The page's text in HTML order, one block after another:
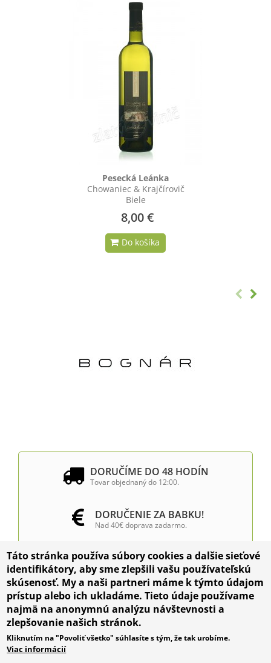
Pesecká Leánka
Chowaniec & Krajčírovič
Biele
8,00 €
DORUČÍME DO 48 HODÍN
Tovar objednaný do 12:00.
DORUČENIE ZA BABKU!
Nad 40€ doprava zadarmo.
INŠTALÁCIA VÝČAPNÝCH
ZARIADENÍ
Obchodné podmienky & GDPR
Táto stránka používa súbory cookies a dalšie sieťové
identifikátory, aby sme zlepšili vašu používateľskú
skúsenosť. My a naši partneri máme k týmto údajom
prístup alebo ich ukladáme. Tieto údaje používame
najmä na anonymnú analýzu návštevnosti a
zlepšovanie našich stránok.
Kliknutím na "Povoliť všetko" súhlasíte s tým, že tak urobíme.
Viac informácií